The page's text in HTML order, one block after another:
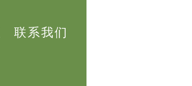
联系我们